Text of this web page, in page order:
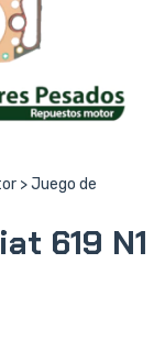
>Juego de
619 N1